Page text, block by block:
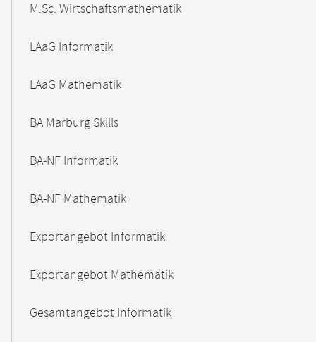
M.Sc. Wirtschaftsmathematik
LAaG Informatik
LAaG Mathematik
BA Marburg Skills
BA-NF Informatik
BA-NF Mathematik
Exportangebot Informatik
Exportangebot Mathematik
Gesamtangebot Informatik